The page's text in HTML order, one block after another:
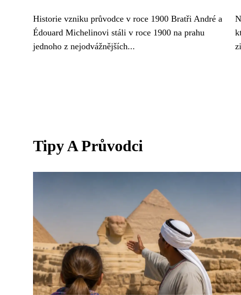
Historie vzniku průvodce v roce 1900 Bratři André a
Édouard Michelinovi stáli v roce 1900 na prahu
jednoho z nejodvážnějších...
Tipy A Průvodci